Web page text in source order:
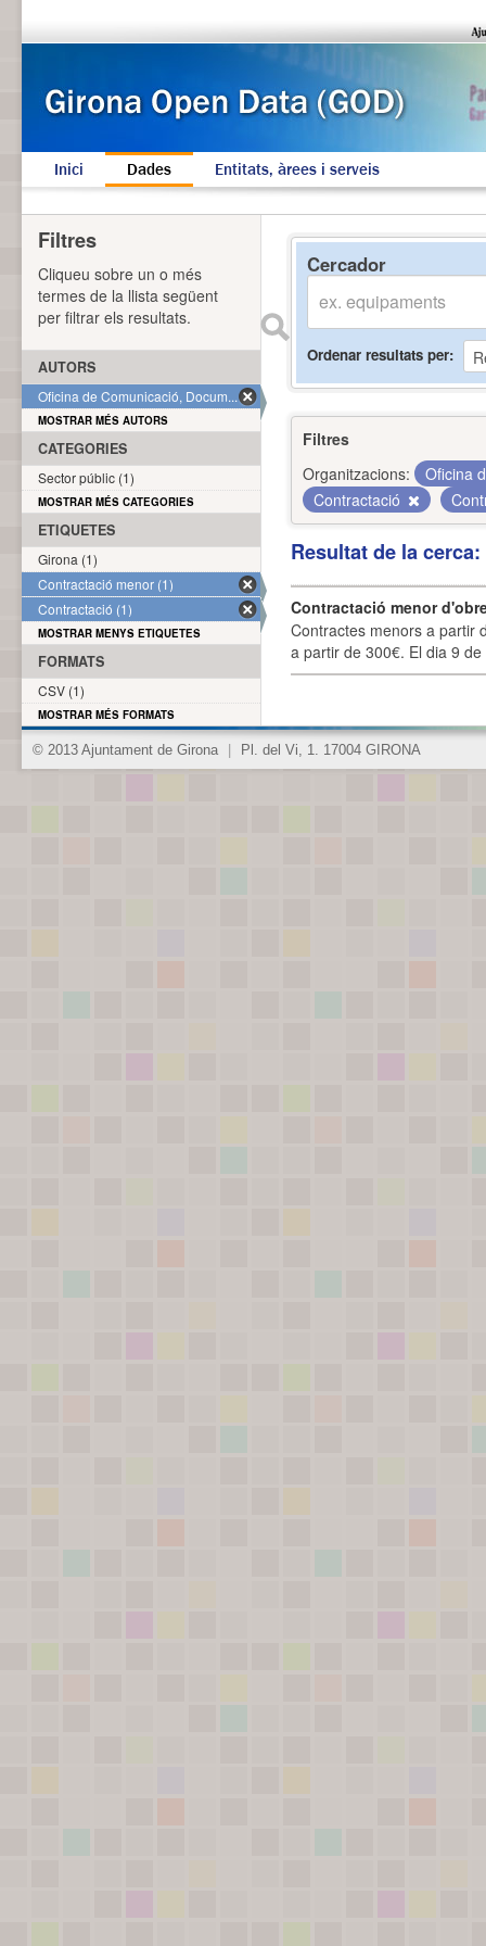
Inici Dades Entitats, àrees i serveis
Cercador
Ordenar resultats per
Filtres
Organitzacions:
Oficina
Contractació
Resultat de la
Contractació menor
Contractes menors a partir
a partir de 300€. El dia 9
Filtres
Cliqueu sobre un o més
termes de la llista següent
per filtrar els resultats.
AUTORS
Oficina de Comunicació, Docum... (1)
MOSTRAR MÉS AUTORS
CATEGORIES
Sector públic (1)
MOSTRAR MÉS CATEGORIES
ETIQUETES
Girona (1)
Contractació menor (1)
Contractació (1)
MOSTRAR MENYS ETIQUETES
FORMATS
CSV (1)
MOSTRAR MÉS FORMATS
© 2013 Ajuntament de Girona Pl. del Vi, 1. 17004 GIRONA